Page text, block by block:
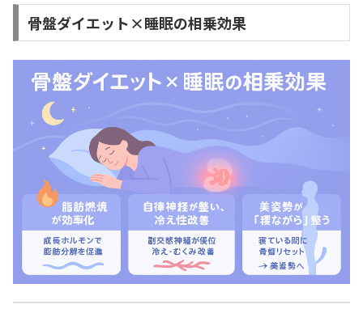
骨盤ダイエット×睡眠の相乗効果